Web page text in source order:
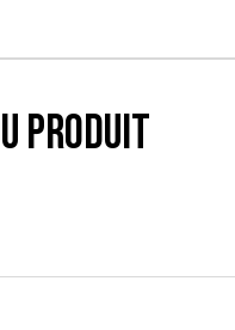
produit